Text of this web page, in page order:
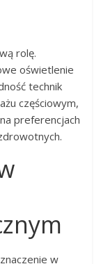
rolę.
oświetlenie
technik
częściowym,
preferencjach
w